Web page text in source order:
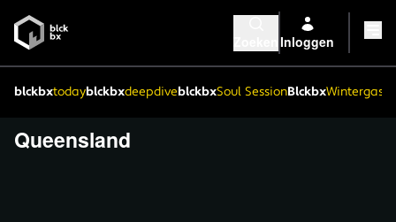
Inloggen
blckbxtodayblckbxdeepdiveblckbxSoul SessionBlckbx
Queensland